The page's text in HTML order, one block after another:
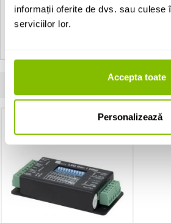
informații oferite de dvs. sau culese
serviciilor lor.
Accepta toate
Personalizează
Vezi toate produsele de tip Low Voltage
Vezi toate produsele din categoria
Produse apartinand aceluiasi producator